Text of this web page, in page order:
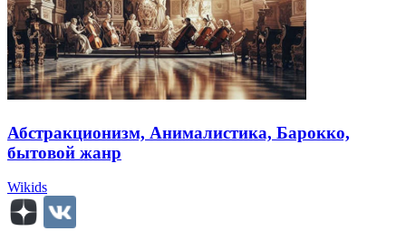
Абстракционизм, Анималистика, Барокко,
бытовой жанр
Wikids